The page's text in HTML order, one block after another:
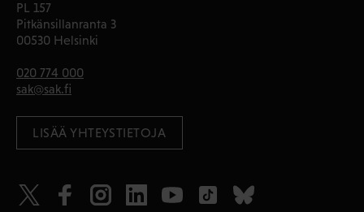
PL 157
Pitkänsillanranta 3
00530 Helsinki
020 774 000
sak@sak.fi
LISÄÄ YHTEYSTIETOJA